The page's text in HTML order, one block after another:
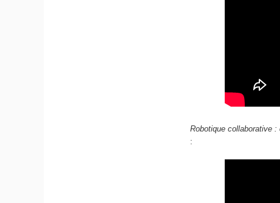
Robotique collaborative
: